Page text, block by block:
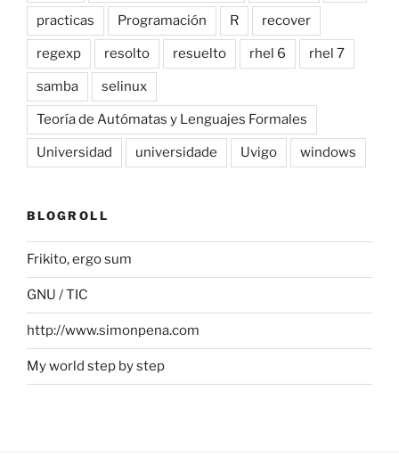
practicas Programación R recover
regexp resolto resuelto rhel 6 rhel 7
samba selinux
Teoría de Autómatas y Lenguajes Formales
Universidad universidade Uvigo windows
BLOGROLL
Frikito, ergo sum
GNU / TIC
http://www.simonpena.com
My world step by step